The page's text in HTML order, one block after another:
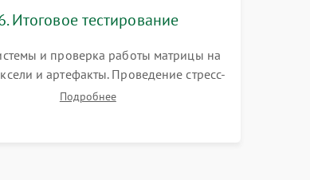
Итоговое тестирование
и проверка работы матрицы на
и артефакты. Проведение стресс-
оценки эффективности охлаждения.
Подробнее